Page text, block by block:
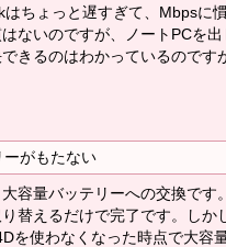
はちょっと遅すぎて、Mbpsに
ないのですが、ノートPCを
きるのはわかっているので
がもたない
容量バッテリーへの交換です
替えるだけで完了です。し
を使わなくなった時点で大容